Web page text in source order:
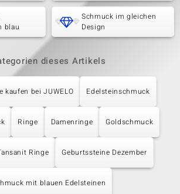
blau
Schmuck im gleichen
Design
dieses Artikels
kaufen bei JUWELO Edelsteinschmuck
Ringe Damenringe Goldschmuck
Ringe Geburtssteine Dezember
mit blauen Edelsteinen